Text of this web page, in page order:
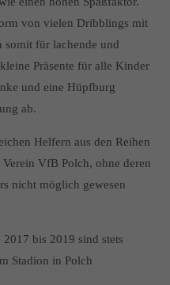
adipiscing elit.
Aenean massa. Cum
felis, ultricies nec.
von vielen Dribblings mit
somit für lachende und
Präsente für alle Kinder
und eine Hüpfburg
ab.
Helfern aus den Reihen
VfB Polch, ohne deren
nicht möglich gewesen
bis 2019 sind stets
Stadion in Polch